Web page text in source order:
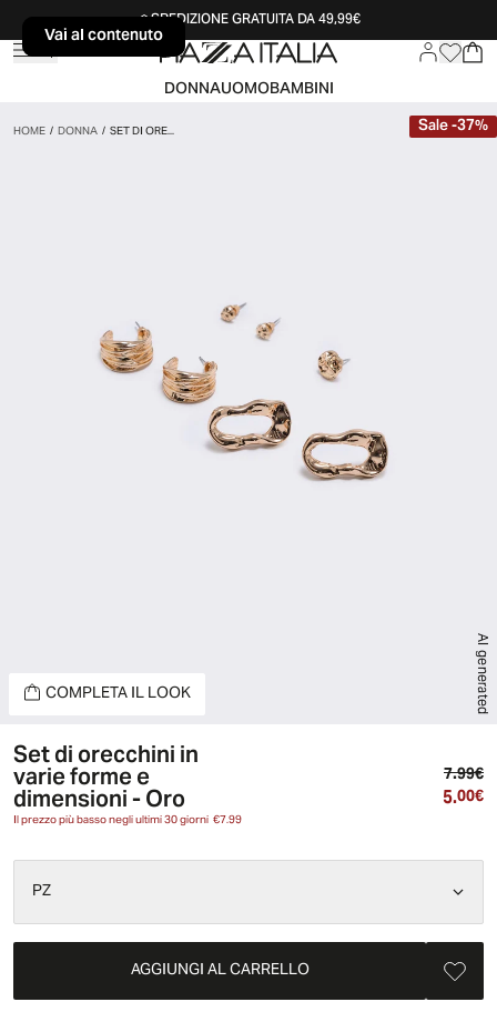
Vai al contenutoSPEDIZIONE GRATUITA DA 49,99€
DONNAUOMOBAMBINI
HOME/DONNA/SET DI ORE...
AI generated
COMPLETA IL LOOK
Sale-37%
Set di orecchini in
varie forme e
dimensioni - Oro
Il prezzo più basso negli ultimi 30 giorni€7.99
7.99€
5.00€
PZ
AGGIUNGI AL CARRELLO
Vai al contenuto